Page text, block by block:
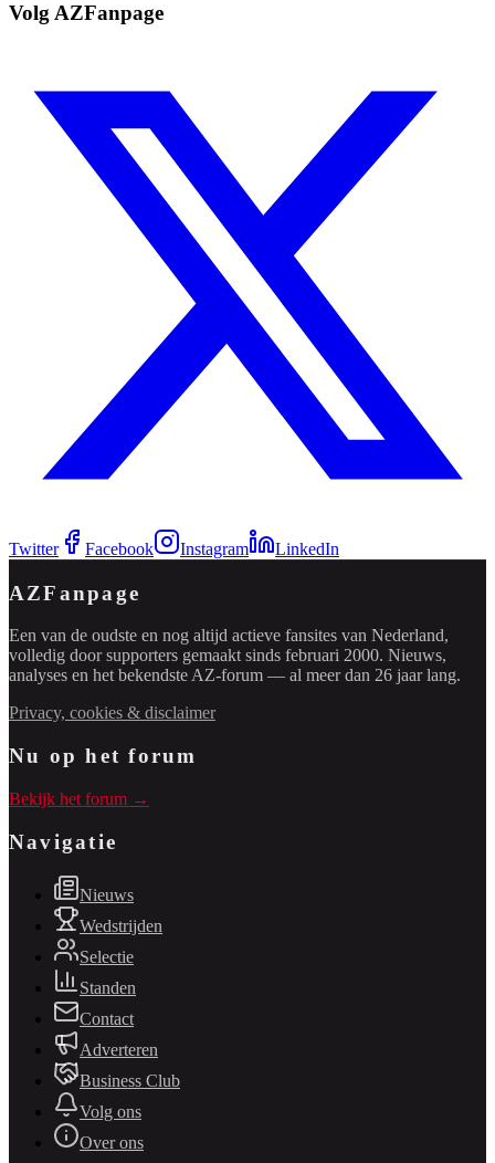
Volg AZFanpage
Twitter Facebook Instagram LinkedIn
AZFanpage
Een van de oudste en nog altijd actieve fansites van Nederland,
volledig door supporters gemaakt sinds februari 2000. Nieuws,
analyses en het bekendste AZ-forum — al meer dan 26 jaar lang.
Privacy, cookies & disclaimer
Nu op het forum
Bekijk het forum →
Navigatie
Nieuws
Wedstrijden
Selectie
Standen
Contact
Adverteren
Business Club
Volg ons
Over ons